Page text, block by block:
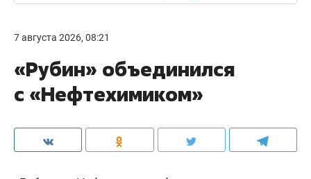
7 августа 2026, 08:21
«Рубин» объединился
с «Нефтехимиком»